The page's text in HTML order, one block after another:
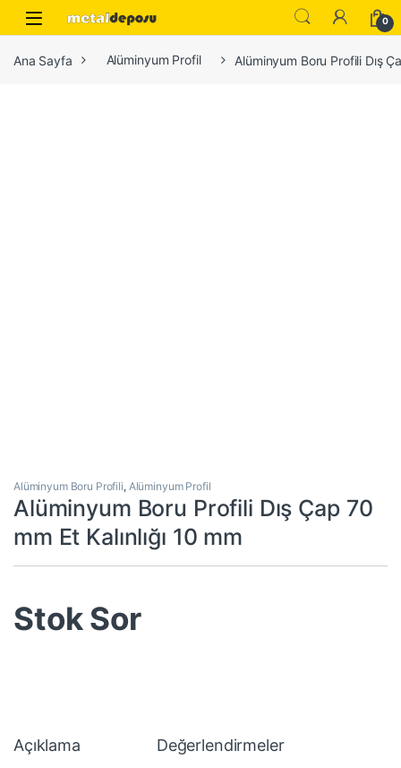
Skip to navigation
Skip to content
0
Ana Sayfa Alüminyum Profil Alüminyum Boru Profili Dış
Alüminyum Boru Profili, Alüminyum Profil
Alüminyum Boru Profili Dış Çap 70
mm Et Kalınlığı 10 mm
Stok Sor
Açıklama Değerlendirmeler